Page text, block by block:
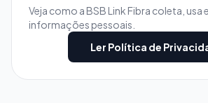
Veja como a BSB Link Fibra coleta, usa
informações pessoais.
Ler Política de